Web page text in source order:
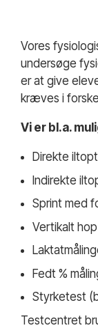
Vores
undersøge
er at give
kræves i
Vi er bl.a.
Direkte
Indirekte
Sprint med
Vertikalt
Fedt %
Styrketest
Testcentret